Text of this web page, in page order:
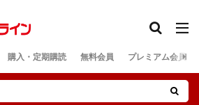
購入・定期購読 無料会員 プレミアム会員
検索